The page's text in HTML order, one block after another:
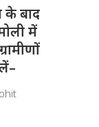
के बाद
में